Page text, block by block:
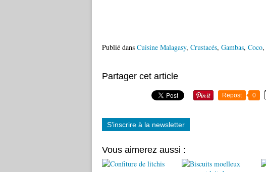
Publié dans Cuisine Malagasy, Crustacés, Gambas, Coco,
Partager cet article
Repost 0
S'inscrire à la newsletter
Vous aimerez aussi :